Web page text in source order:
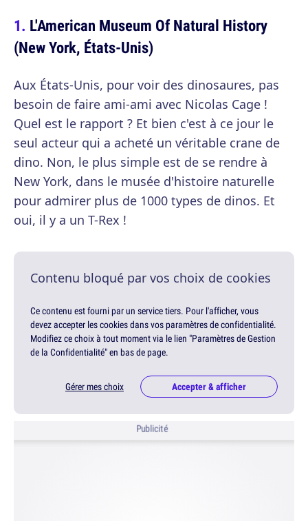
L'American Museum Of Natural History
(New York, États-Unis)
Aux États-Unis, pour voir des dinosaures, pas
besoin de faire ami-ami avec Nicolas Cage !
Quel est le rapport ? Et bien c'est à ce jour le
seul acteur qui a acheté un véritable crane de
dino. Non, le plus simple est de se rendre à
New York, dans le musée d'histoire naturelle
pour admirer plus de 1000 types de dinos. Et
oui, il y a un T-Rex !
Contenu bloqué par vos choix de cookies
Ce contenu est fourni par un service tiers. Pour l'afficher, vous
devez accepter les cookies dans vos paramètres de confidentialité.
Modifiez ce choix à tout moment via le lien "Paramètres de Gestion
de la Confidentialité" en bas de page.
Gérer mes choix Accepter & afficher
Publicité